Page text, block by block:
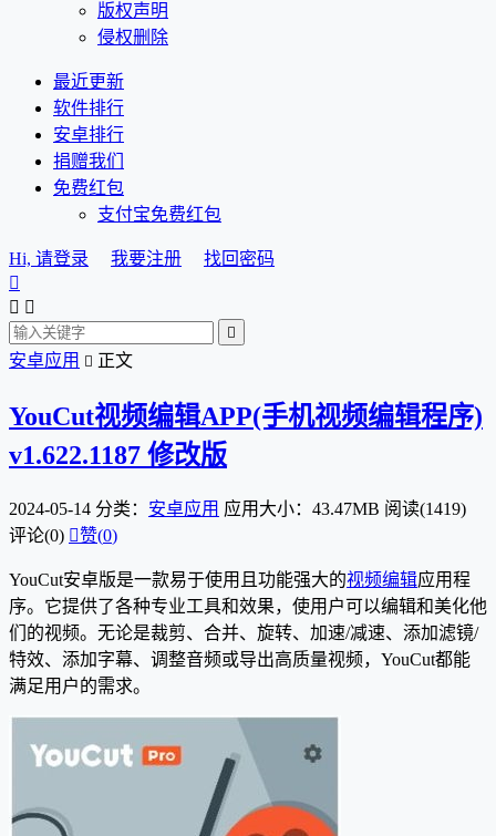
版权声明
侵权删除
最近更新
软件排行
安卓排行
捐赠我们
免费红包
支付宝免费红包
Hi, 请登录 我要注册
找回密码

 

安卓应用  正文
YouCut视频编辑APP(手机视频编辑程序)
v1.622.1187 修改版
2024-05-14 分类： 安卓应用 应用大小：43.47MB 阅读(1419)
评论(0) 赞(0)
YouCut安卓版是一款易于使用且功能强大的视频编辑应用程
序。它提供了各种专业工具和效果，使用户可以编辑和美化他
们的视频。无论是裁剪、合并、旋转、加速/减速、添加滤镜/
特效、添加字幕、调整音频或导出高质量视频，YouCut都能
满足用户的需求。